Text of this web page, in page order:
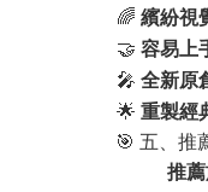
🌈 繽紛視
🤝 容易上
🎤 全新原
🌟 重製經
🎯 五、推
推